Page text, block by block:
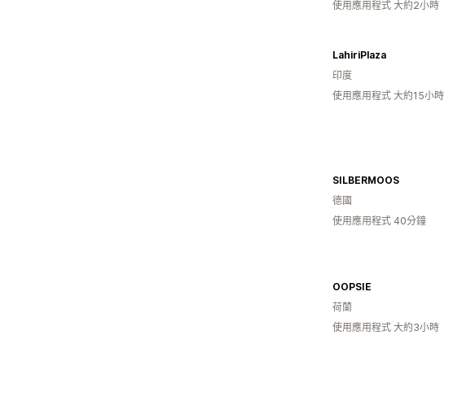
使用應用程式 大約2小時
LahiriPlaza
印度
使用應用程式 大約15小時
SILBERMOOS
德國
使用應用程式 40分鐘
OOPSIE
荷蘭
使用應用程式 大約3小時